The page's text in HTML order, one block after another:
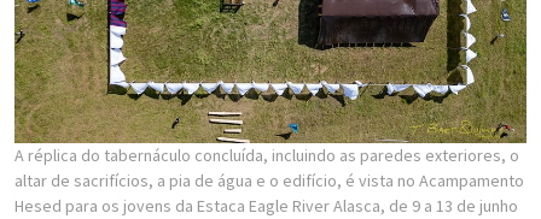
A réplica do tabernáculo concluída, incluindo as paredes exteriores, o
altar de sacrifícios, a pia de água e o edifício, é vista no Acampamento
Hesed para os jovens da Estaca Eagle River Alasca, de 9 a 13 de junho